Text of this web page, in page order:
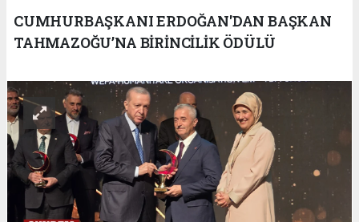
CUMHURBAŞKANI ERDOĞAN'DAN BAŞKAN
TAHMAZOĞU’NA BİRİNCİLİK ÖDÜLÜ